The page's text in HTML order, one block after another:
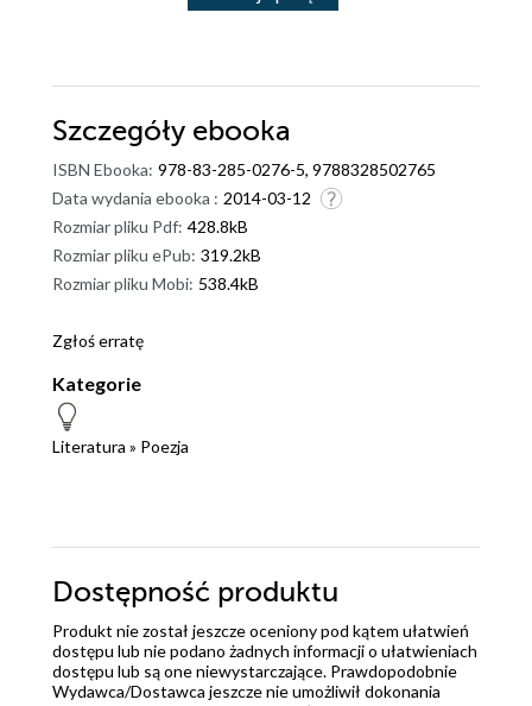
Szczegóły ebooka
ISBN Ebooka: 978-83-285-0276-5, 9788328502765
Data wydania ebooka : 2014-03-12
Rozmiar pliku Pdf: 428.8kB
Rozmiar pliku ePub: 319.2kB
Rozmiar pliku Mobi: 538.4kB
Zgłoś erratę
Kategorie
Literatura » Poezja
Dostępność produktu
Produkt nie został jeszcze oceniony pod kątem ułatwień
dostępu lub nie podano żadnych informacji o ułatwieniach
dostępu lub są one niewystarczające. Prawdopodobnie
Wydawca/Dostawca jeszcze nie umożliwił dokonania